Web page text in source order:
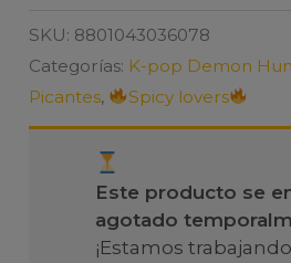
SKU: 8801043036078
Categorías: K-pop Demon
Picantes, Spicy lovers
Este producto se
agotado
¡Estamos